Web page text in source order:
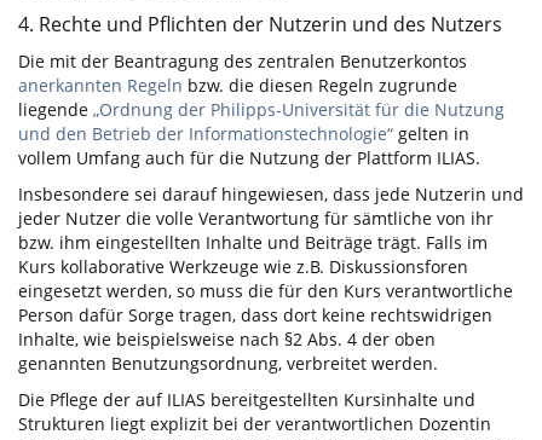
4. Rechte und Pflichten der Nutzerin und des Nutzers
Die mit der Beantragung des zentralen Benutzerkontos
anerkannten Regeln bzw. die diesen Regeln zugrunde
liegende „Ordnung der Philipps-Universität für die Nutzung
und den Betrieb der Informationstechnologie“ gelten in
vollem Umfang auch für die Nutzung der Plattform ILIAS.
Insbesondere sei darauf hingewiesen, dass jede Nutzerin und
jeder Nutzer die volle Verantwortung für sämtliche von ihr
bzw. ihm eingestellten Inhalte und Beiträge trägt. Falls im
Kurs kollaborative Werkzeuge wie z.B. Diskussionsforen
eingesetzt werden, so muss die für den Kurs verantwortliche
Person dafür Sorge tragen, dass dort keine rechtswidrigen
Inhalte, wie beispielsweise nach §2 Abs. 4 der oben
genannten Benutzungsordnung, verbreitet werden.
Die Pflege der auf ILIAS bereitgestellten Kursinhalte und
Strukturen liegt explizit bei der verantwortlichen Dozentin